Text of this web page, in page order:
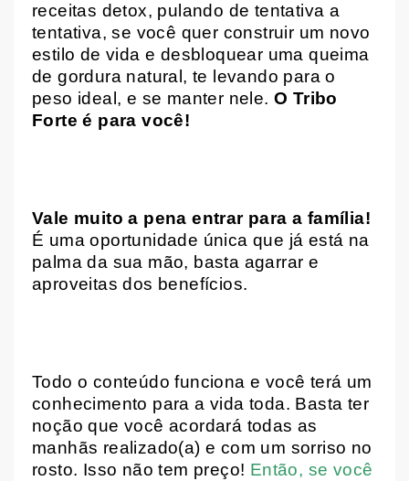
receitas detox, pulando de tentativa a
tentativa, se você quer construir um novo
estilo de vida e desbloquear uma queima
de gordura natural, te levando para o
peso ideal, e se manter nele. O Tribo
Forte é para você!
Vale muito a pena entrar para a família!
É uma oportunidade única que já está na
palma da sua mão, basta agarrar e
aproveitas dos benefícios.
Todo o conteúdo funciona e você terá um
conhecimento para a vida toda. Basta ter
noção que você acordará todas as
manhãs realizado(a) e com um sorriso no
rosto. Isso não tem preço! Então, se você